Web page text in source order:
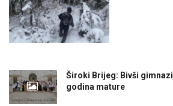
Široki Brijeg: Bivši
godina mature